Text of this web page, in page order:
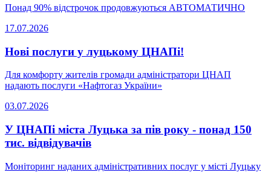
Понад 90% відстрочок продовжуються АВТОМАТИЧНО
17.07.2026
Нові послуги у луцькому ЦНАПі!
Для комфорту жителів громади адміністратори ЦНАП
надають послуги «Нафтогаз України»
03.07.2026
У ЦНАПі міста Луцька за пів року - понад 150
тис. відвідувачів
Моніторинг наданих адміністративних послуг у місті Луцьку